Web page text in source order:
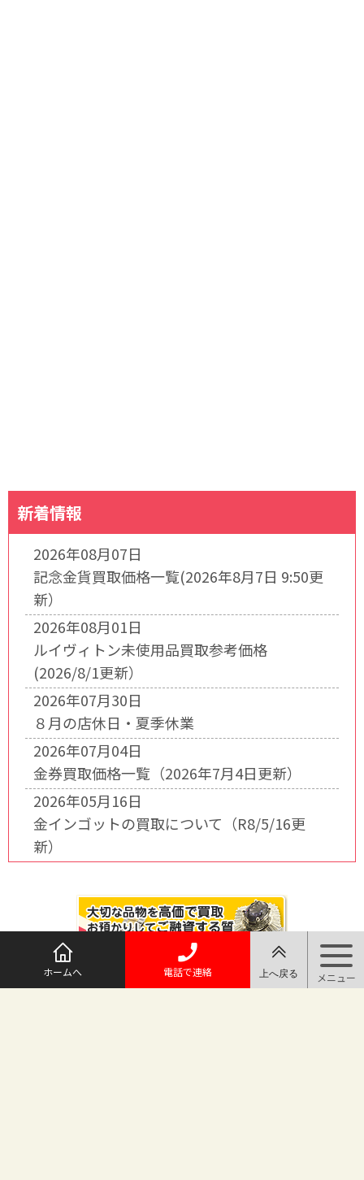
新着情報
2026年08月07日
記念金貨買取価格一覧(2026年8月7日 9:50更
新）
2026年08月01日
ルイヴィトン未使用品買取参考価格
(2026/8/1更新）
2026年07月30日
８月の店休日・夏季休業
2026年07月04日
金券買取価格一覧（2026年7月4日更新）
2026年05月16日
金インゴットの買取について（R8/5/16更
新）
ホームへ 電話で連絡